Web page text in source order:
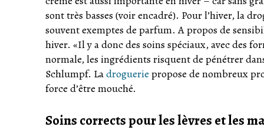
sont très basses (voir encadré). Pour l’hiver, la
souvent exemptes de parfum. A propos de
hiver. «Il y a donc des soins spéciaux, avec des
normale, les ingrédients risquent de pénétrer
Schlumpf. Ladroguerie propose de nombreux
force d’être mouché.
Soins corrects pour les lèvres et les